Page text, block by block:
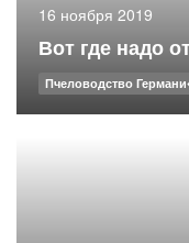
16 ноября 2019
Вот где надо
Пчеловодство